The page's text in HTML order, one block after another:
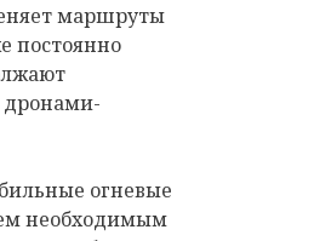
маршруты
постоянно
дронами-
огневые
необходимым